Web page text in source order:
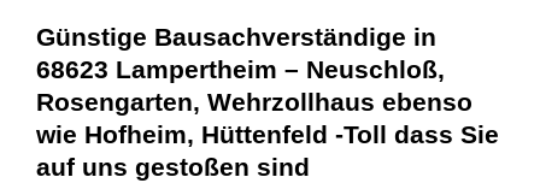
Günstige Bausachverständige in
68623 Lampertheim – Neuschloß,
Rosengarten, Wehrzollhaus ebenso
wie Hofheim, Hüttenfeld -Toll dass Sie
auf uns gestoßen sind